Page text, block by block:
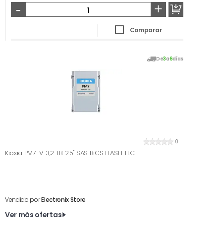
- +
Comparar
De3a6días
0
Kioxia PM7-V 3,2 TB 2.5" SAS BiCS FLASH TLC
Vendido porElectronix Store
Ver más ofertas